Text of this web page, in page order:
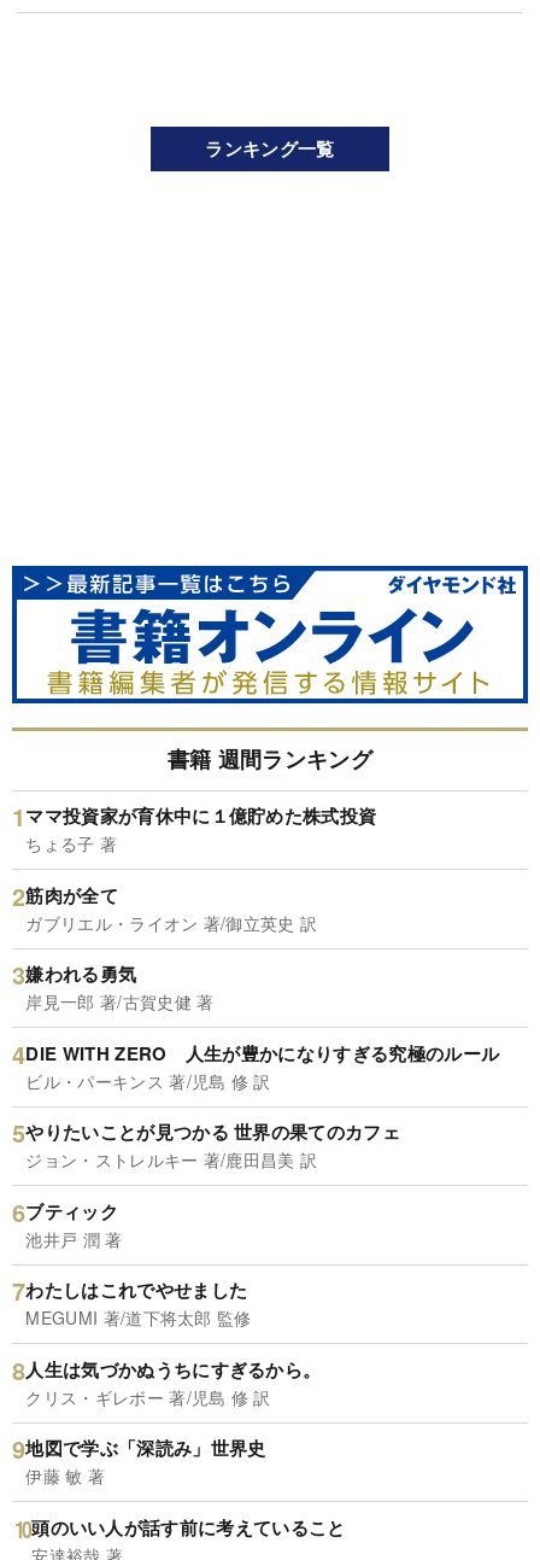
ランキング一覧
書籍 週間ランキング
ママ投資家が育休中に１億貯めた株式投資
ちょる子 著
筋肉が全て
ガブリエル・ライオン 著/御立英史 訳
嫌われる勇気
岸見一郎 著/古賀史健 著
DIE WITH ZERO 人生が豊かになりすぎる究極のルール
ビル・パーキンス 著/児島 修 訳
やりたいことが見つかる 世界の果てのカフェ
ジョン・ストレルキー 著/鹿田昌美 訳
ブティック
池井戸 潤 著
わたしはこれでやせました
MEGUMI 著/道下将太郎 監修
人生は気づかぬうちにすぎるから。
クリス・ギレボー 著/児島 修 訳
地図で学ぶ「深読み」世界史
伊藤 敏 著
頭のいい人が話す前に考えていること
安達裕哉 著